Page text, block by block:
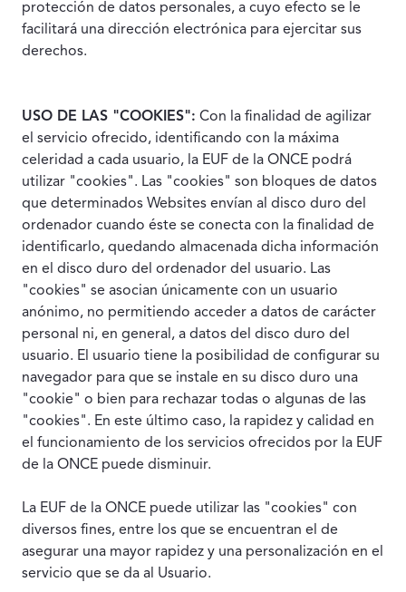
protección de datos personales, a cuyo efecto se le
facilitará una dirección electrónica para ejercitar sus
derechos.
USO DE LAS "COOKIES": Con la finalidad de agilizar
el servicio ofrecido, identificando con la máxima
celeridad a cada usuario, la EUF de la ONCE podrá
utilizar "cookies". Las "cookies" son bloques de datos
que determinados Websites envían al disco duro del
ordenador cuando éste se conecta con la finalidad de
identificarlo, quedando almacenada dicha información
en el disco duro del ordenador del usuario. Las
"cookies" se asocian únicamente con un usuario
anónimo, no permitiendo acceder a datos de carácter
personal ni, en general, a datos del disco duro del
usuario. El usuario tiene la posibilidad de configurar su
navegador para que se instale en su disco duro una
"cookie" o bien para rechazar todas o algunas de las
"cookies". En este último caso, la rapidez y calidad en
el funcionamiento de los servicios ofrecidos por la EUF
de la ONCE puede disminuir.
La EUF de la ONCE puede utilizar las "cookies" con
diversos fines, entre los que se encuentran el de
asegurar una mayor rapidez y una personalización en el
servicio que se da al Usuario.